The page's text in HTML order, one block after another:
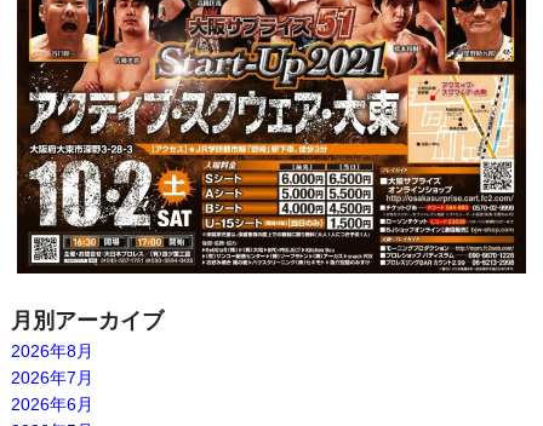
月別アーカイブ
2026年8月
2026年7月
2026年6月